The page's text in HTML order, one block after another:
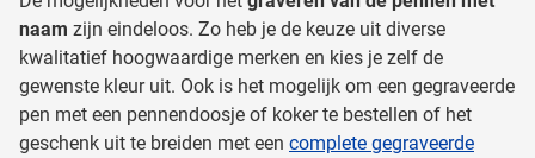
naam zijn eindeloos. Zo heb je de keuze uit diverse
kwalitatief hoogwaardige merken en kies je zelf de
gewenste kleur uit. Ook is het mogelijk om een gegraveerde
pen met een pennendoosje of koker te bestellen of het
geschenk uit te breiden met een complete gegraveerde